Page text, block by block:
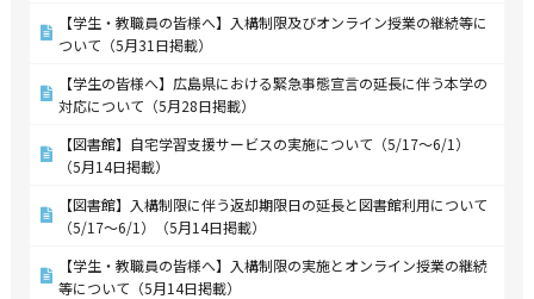
【学生・教職員の皆様へ】入構制限及びオンライン授業の継続等に
ついて（5月31日掲載）
【学生の皆様へ】広島県における緊急事態宣言の延長に伴う本学の
対応について（5月28日掲載）
【図書館】自宅学習支援サービスの実施について（5/17～6/1）
（5月14日掲載）
【図書館】入構制限に伴う返却期限日の延長と図書館利用について
（5/17～6/1）（5月14日掲載）
【学生・教職員の皆様へ】入構制限の実施とオンライン授業の継続
等について（5月14日掲載）